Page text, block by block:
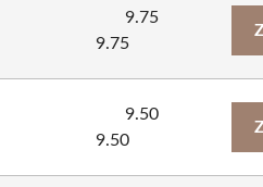
9.75
9.75
9.50
9.50